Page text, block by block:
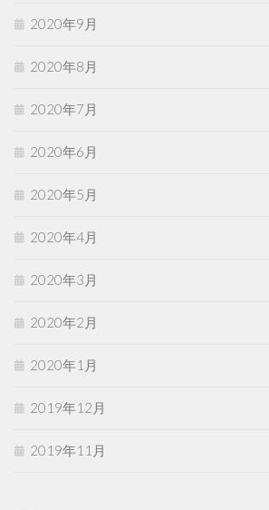
2020年9月
2020年8月
2020年7月
2020年6月
2020年5月
2020年4月
2020年3月
2020年2月
2020年1月
2019年12月
2019年11月